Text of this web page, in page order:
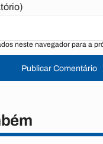
neste navegador para a
Publicar Comentário